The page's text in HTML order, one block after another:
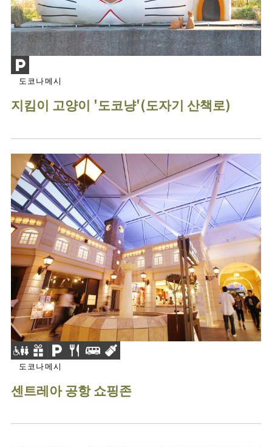
도코나메시
지킴이 고양이 '도코냥'(도자기 산책로)
도코나메시
센트레아 공항 쇼핑존